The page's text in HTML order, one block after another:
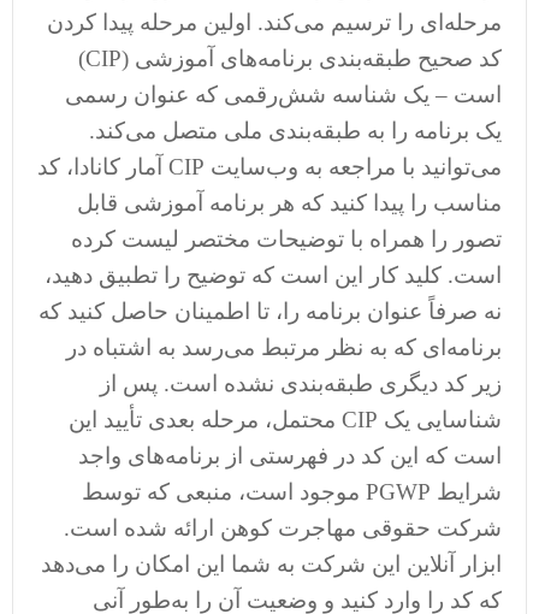
مرحله‌ای را ترسیم می‌کند. اولین مرحله پیدا کردن
کد صحیح طبقه‌بندی برنامه‌های آموزشی (CIP)
است – یک شناسه شش‌رقمی که عنوان رسمی
یک برنامه را به طبقه‌بندی ملی متصل می‌کند.
می‌توانید با مراجعه به وب‌سایت CIP آمار کانادا، کد
مناسب را پیدا کنید که هر برنامه آموزشی قابل
تصور را همراه با توضیحات مختصر لیست کرده
است. کلید کار این است که توضیح را تطبیق دهید،
نه صرفاً عنوان برنامه را، تا اطمینان حاصل کنید که
برنامه‌ای که به نظر مرتبط می‌رسد به اشتباه در
زیر کد دیگری طبقه‌بندی نشده است. پس از
شناسایی یک CIP محتمل، مرحله بعدی تأیید این
است که این کد در فهرستی از برنامه‌های واجد
شرایط PGWP موجود است، منبعی که توسط
شرکت حقوقی مهاجرت کوهن ارائه شده است.
ابزار آنلاین این شرکت به شما این امکان را می‌دهد
که کد را وارد کنید و وضعیت آن را به‌طور آنی